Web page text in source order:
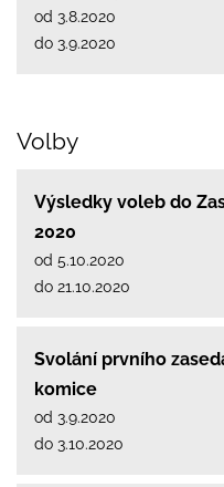
od 3.8.2020
do 3.9.2020
Volby
Výsledky voleb do
2020
od 5.10.2020
do 21.10.2020
Svolání prvního
komice
od 3.9.2020
do 3.10.2020